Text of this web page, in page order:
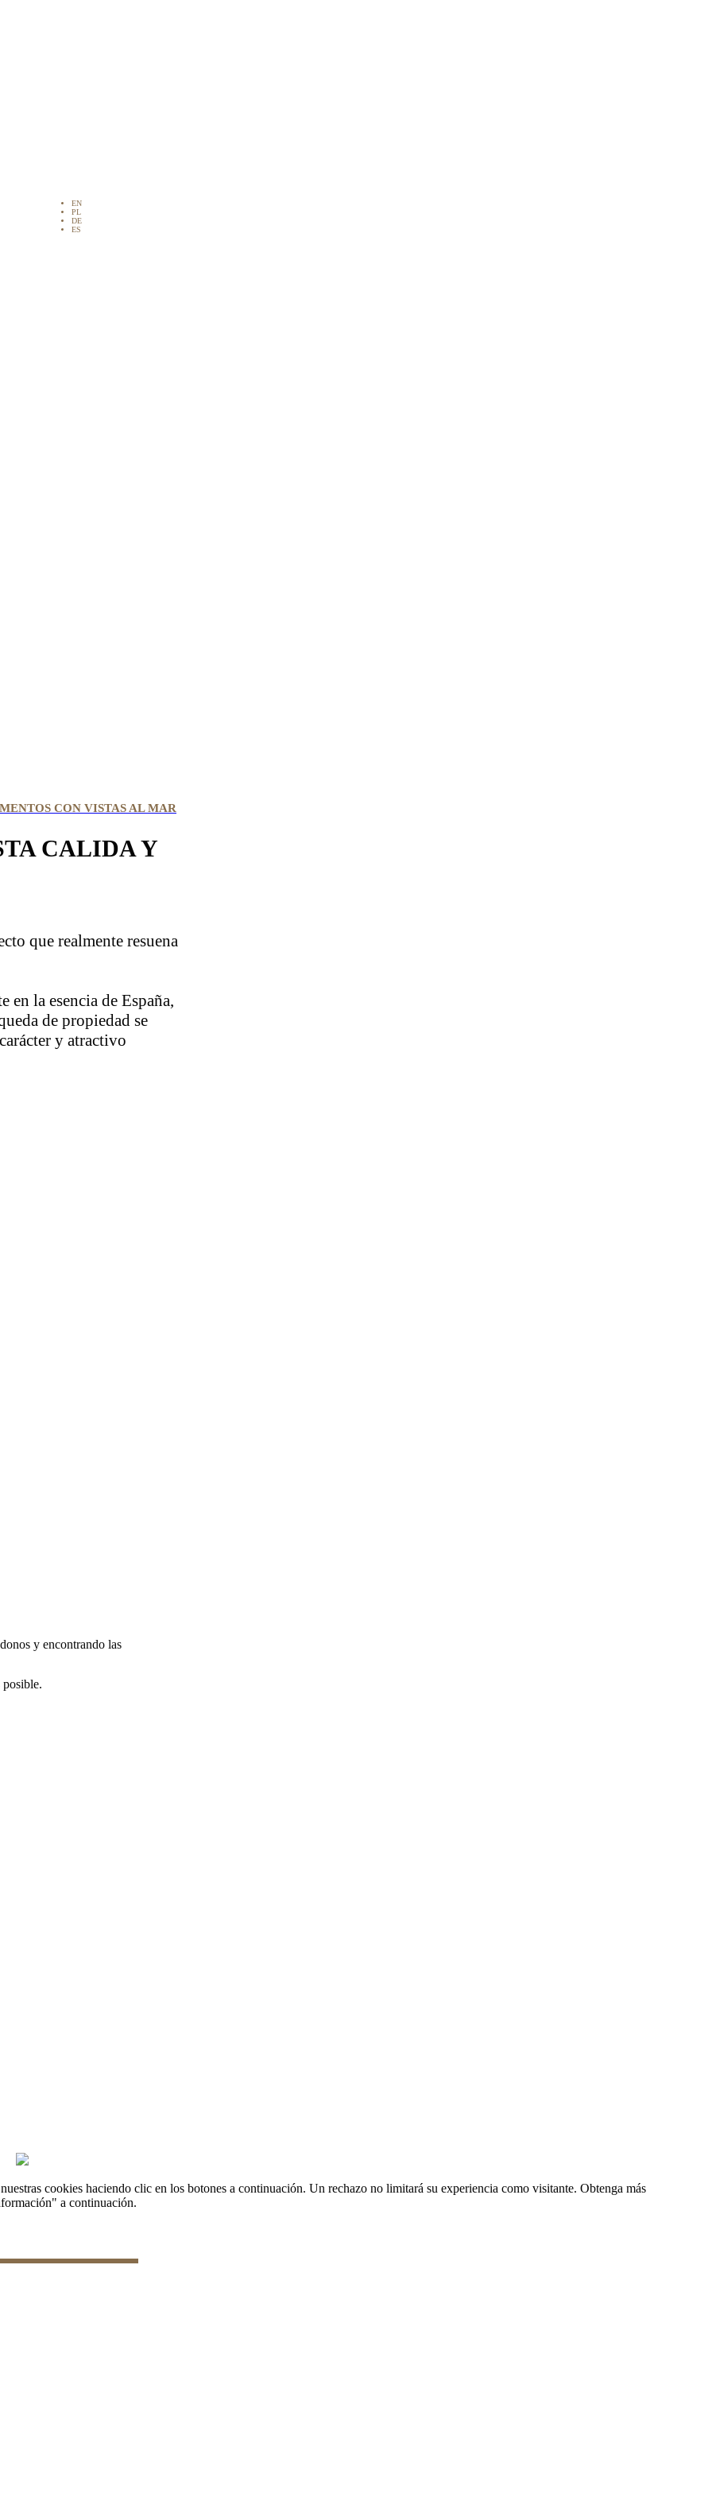
EN
PL
DE
ES
CON VISTAS AL MAR
CALIDA Y
que realmente resuena
la esencia de España,
de propiedad se
y atractivo
y encontrando las
posible.
cookies haciendo clic en los botones a continuación. Un rechazo no limitará su experiencia como visitante. Obtenga más
a continuación.